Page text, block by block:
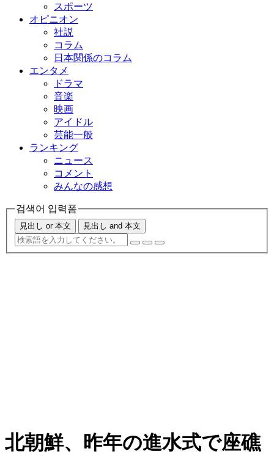
スポーツ
オピニオン
社説
コラム
日本関係のコラム
エンタメ
ドラマ
音楽
映画
アイドル
芸能一般
ランキング
ニュース
コメント
みんなの感想
검색어 입력폼
見出し or 本文 見出し and 本文
北朝鮮、昨年の進水式で座礁